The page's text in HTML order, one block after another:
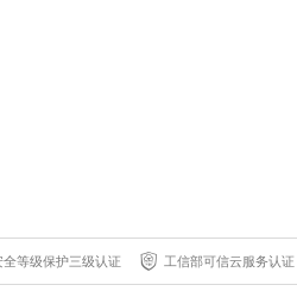
等级保护三级认证 工信部可信云服务认证